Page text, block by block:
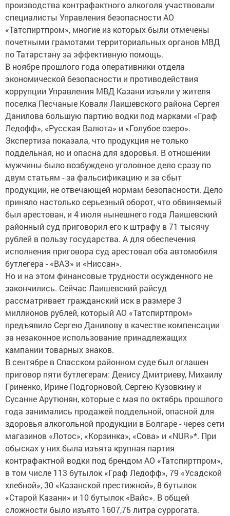
производства контрафактного алкоголя участвовали
специалисты Управления безопасности АО
«Татспиртпром», многие из которых были отмечены
почетными грамотами территориальных органов МВД
по Татарстану за эффективную помощь.
В ноябре прошлого года оперативники отдела
экономической безопасности и противодействия
коррупции Управления МВД Казани изъяли у жителя
поселка Песчаные Ковали Лаишевского района Сергея
Данилова большую партию водки под марками «Граф
Ледофф», «Русская Валюта» и «Голубое озеро».
Экспертиза показала, что продукция не только
поддельная, но и опасна для здоровья. В отношении
мужчины было возбуждено уголовное дело сразу по
двум статьям - за фальсификацию и за сбыт
продукции, не отвечающей нормам безопасности. Дело
приняло настолько серьезный оборот, что обвиняемый
был арестован, и 4 июля нынешнего года Лаишевский
районный суд приговорил его к штрафу в 71 тысячу
рублей в пользу государства. А для обеспечения
исполнения приговора суд арестовал оба автомобиля
бутлегера - «ВАЗ» и «Ниссан».
Но и на этом финансовые трудности осужденного не
закончились. Сейчас Лаишевский райсуд
рассматривает гражданский иск в размере 3
миллионов рублей, который АО «Татспиртпром»
предъявило Сергею Данилову в качестве компенсации
за незаконное использование принадлежащих
кампании товарных знаков.
В сентябре в Спасском районном суде был оглашен
приговор пяти бутлегерам: Денису Дмитриеву, Михаилу
Гриненко, Ирине Подгорновой, Сергею Кузовкину и
Сусанне Арутюнян, которые с мая по октябрь прошлого
года занимались продажей поддельной, опасной для
здоровья алкогольной продукции в Болгаре - через сети
магазинов «Лотос», «Корзинка», «Сова» и «NUR»*. При
обысках у них была изъята крупная партия
контрафактной водки под брендом АО «Татспиртпром»,
в том числе 113 бутылок «Граф Ледофф», 79 «Усадской
хлебной», 30 «Казанской престижной», 8 бутылок
«Старой Казани» и 10 бутылок «Вайс». В общей
сложности было изъято 1607,75 литра суррогата.